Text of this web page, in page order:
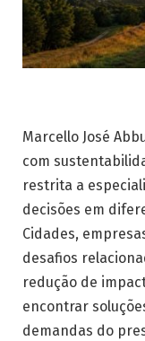
Marcello José
com
restrita a
decisões em
Cidades,
desafios
redução de
encontrar
demandas do